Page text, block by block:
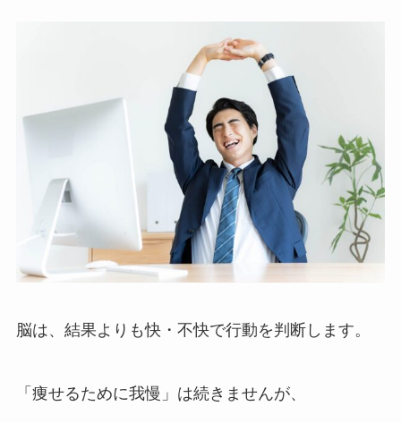
脳は、結果よりも快・不快で行動を判断します。
「痩せるために我慢」は続きませんが、